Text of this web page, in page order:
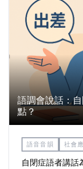
語調會說話：
點？
語音音韻 社會
自閉症語者講話